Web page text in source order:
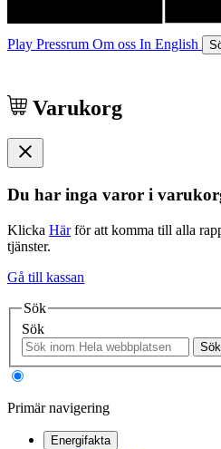
Play Pressrum Om oss In English
Varukorg
Du har inga varor i
Klicka Härför att komma till alla
tjänster.
Gå till kassan
Sök
Sök
Sök
Primär navigering
Energifakta